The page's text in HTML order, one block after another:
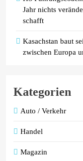
Jahr nichts
schafft
Kasachstan baut
zwischen Europa
Kategorien
Auto / Verkehr
Handel
Magazin